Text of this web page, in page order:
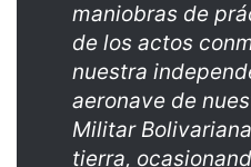
maniobras de
de los actos
nuestra
aeronave de
Militar
tierra,